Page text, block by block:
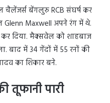
चैलेंजर्स बेंगलुरु RCB संघर्ष कर
Glenn Maxwell अपने रंग में थे.
दिया. मैक्सवेल को शाहबाज
में 34 गेंदों में 55 रनों की
का शिकार बने.
तूफानी पारी